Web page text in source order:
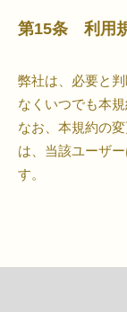
第15条 利用
弊社は、必要と
なくいつでも本
なお、本規約の
は、当該ユーザ
す。